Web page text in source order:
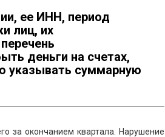
ее ИНН, период
лиц, их
деньги на счетах,
указывать суммарную
за окончанием квартала. Нарушение